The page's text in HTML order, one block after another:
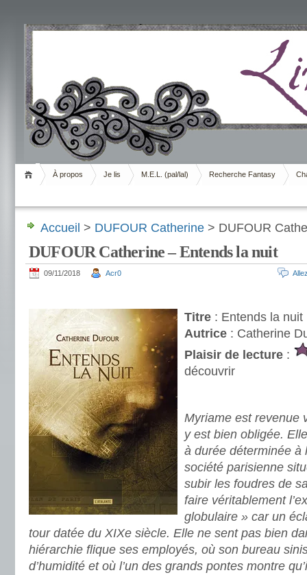
Livrement
À propos Je lis M.E.L. (pal/lal) Recherche Fantasy
Accueil > DUFOUR Catherine > DUFOUR
DUFOUR Catherine – Entends la nuit
09/11/2018 Acr0
Titre : Entends la nuit
Autrice : Catherine
Plaisir de lecture :
découvrir
Myriame est revenue
y est bien obligée.
à durée déterminée à
société parisienne
subir les foudres de
faire véritablement
globulaire » car un
tour datée du XIXe siècle. Elle ne sent pas bien
hiérarchie flique ses employés, où son bureau
d’humidité et où l’un des grands pontes montre